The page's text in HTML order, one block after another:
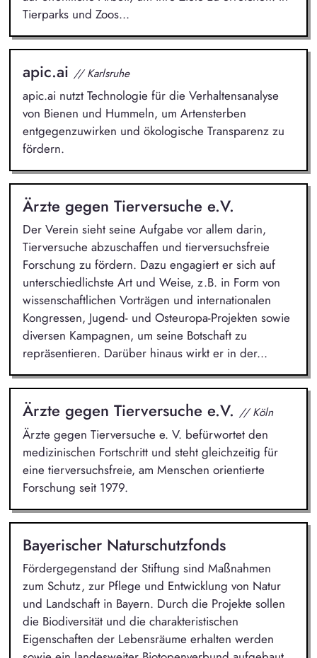
Tierparks und Zoos...
apic.ai // Karlsruhe
apic.ai nutzt Technologie für die Verhaltensanalyse
von Bienen und Hummeln, um Artensterben
entgegenzuwirken und ökologische Transparenz zu
fördern.
Ärzte gegen Tierversuche e.V.
Der Verein sieht seine Aufgabe vor allem darin,
Tierversuche abzuschaffen und tierversuchsfreie
Forschung zu fördern. Dazu engagiert er sich auf
unterschiedlichste Art und Weise, z.B. in Form von
wissenschaftlichen Vorträgen und internationalen
Kongressen, Jugend- und Osteuropa-Projekten sowie
diversen Kampagnen, um seine Botschaft zu
repräsentieren. Darüber hinaus wirkt er in der...
Ärzte gegen Tierversuche e.V. // Köln
Ärzte gegen Tierversuche e. V. befürwortet den
medizinischen Fortschritt und steht gleichzeitig für
eine tierversuchsfreie, am Menschen orientierte
Forschung seit 1979.
Bayerischer Naturschutzfonds
Fördergegenstand der Stiftung sind Maßnahmen
zum Schutz, zur Pflege und Entwicklung von Natur
und Landschaft in Bayern. Durch die Projekte sollen
die Biodiversität und die charakteristischen
Eigenschaften der Lebensräume erhalten werden